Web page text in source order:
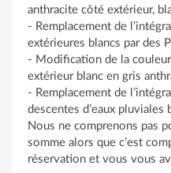
anthracite côté extérieur,
- Remplacement de
extérieures blancs par des
- Modification de la
extérieur blanc en gris
- Remplacement de
descentes d’eaux pluviales
Nous ne comprenons pas
somme alors que c’est
réservation et vous vous